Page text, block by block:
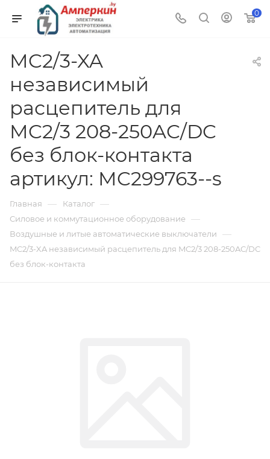
0
MC2/3-XA
независимый
расцепитель для
MC2/3 208-250AC/DC
без блок-контакта
артикул: MC299763--s
Главная — Каталог —
Силовое и коммутационное оборудование —
Воздушные и литые автоматические выключатели —
MC2/3-XA независимый расцепитель для MC2/3 208-250AC/DC
без блок-контакта